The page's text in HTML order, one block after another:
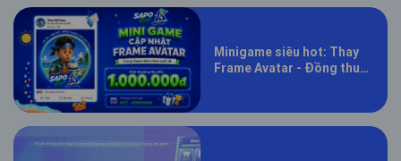
Minigame siêu hot: Thay
Frame Avatar - Đồng thuận